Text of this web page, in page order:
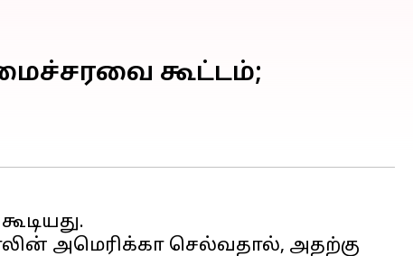
கூட்டம்;
அமெரிக்கா செல்வதால், அதற்கு